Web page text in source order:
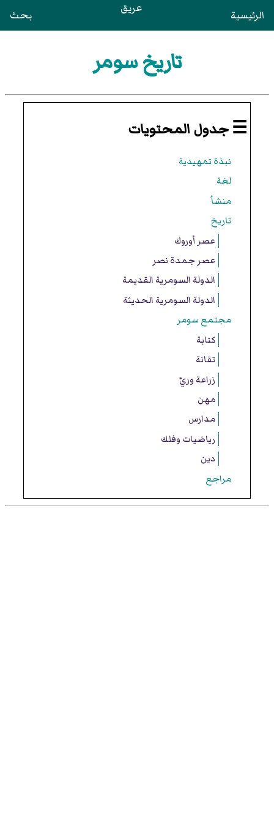
الرئيسية عريق بحث
تاريخ سومر
☰ جدول المحتويات
نبذة تمهيدية
لغة
منشأ
تاريخ
عصر أوروك
عصر جمدة نصر
الدولة السومرية القديمة
الدولة السومرية الحديثة
مجتمع سومر
كتابة
تقانة
زراعة وريّ
مهن
مدارس
رياضيات وفلك
دين
مراجع